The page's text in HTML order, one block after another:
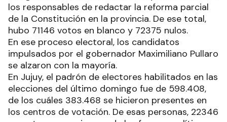
los responsables de redactar la reforma parcial
de la Constitución en la provincia. De ese total,
hubo 71146 votos en blanco y 72375 nulos.
En ese proceso electoral, los candidatos
impulsados por el gobernador Maximiliano Pullaro
se alzaron con la mayoría.
En Jujuy, el padrón de electores habilitados en las
elecciones del último domingo fue de 598.408,
de los cuáles 383.468 se hicieron presentes en
los centros de votación. De esas personas, 22346